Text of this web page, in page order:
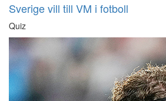
Sverige vill till VM i fotboll
Quiz